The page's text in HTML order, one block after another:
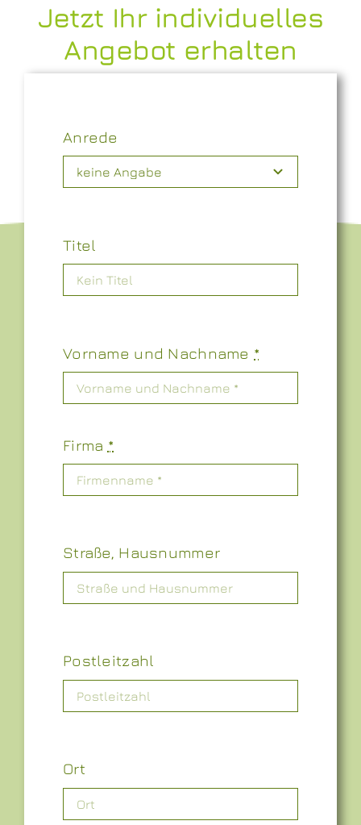
Jetzt Ihr individuelles
Angebot erhalten
Anrede
Titel
Vorname und Nachname *
Firma *
Straße, Hausnummer
Postleitzahl
Ort